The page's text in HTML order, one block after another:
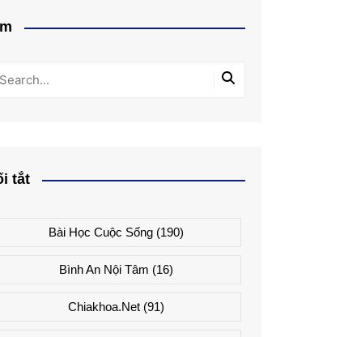
tắt
Bài Học Cuộc Sống(190)
Bình An Nội Tâm (16)
Chiakhoa.net(91)